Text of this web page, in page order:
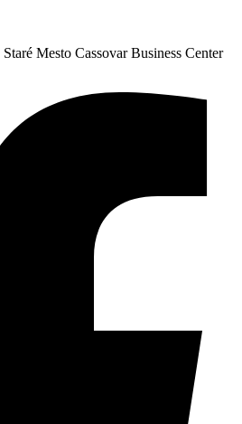
Mesto Cassovar Business Center